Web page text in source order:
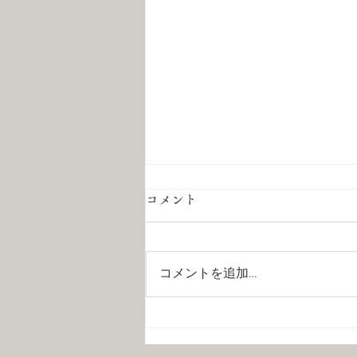
夏季休暇のお知らせ📢
コメント
コメントを追加…